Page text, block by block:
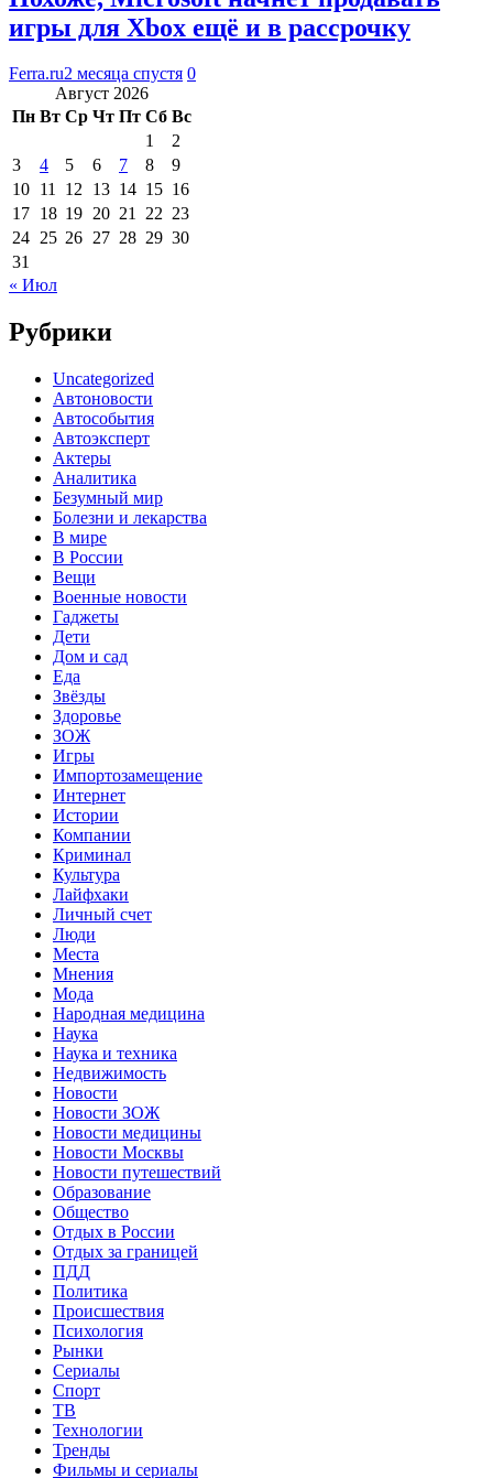
игры для Xbox ещё и в рассрочку
Ferra.ru2 месяца спустя 0
Август 2026
Пн Вт Ср Чт Пт Сб Вс
1
2
3
4 5 6 7 8
9
10 11 12 13 14 15 16
17 18 19 20 21 22 23
24 25 26 27 28 29 30
31
« Июл
Рубрики
Uncategorized
Автоновости
Автособытия
Автоэксперт
Актеры
Аналитика
Безумный мир
Болезни и лекарства
В мире
В России
Вещи
Военные новости
Гаджеты
Дети
Дом и сад
Еда
Звёзды
Здоровье
ЗОЖ
Игры
Импортозамещение
Интернет
Истории
Компании
Криминал
Культура
Лайфхаки
Личный счет
Люди
Места
Мнения
Мода
Народная медицина
Наука
Наука и техника
Недвижимость
Новости
Новости ЗОЖ
Новости медицины
Новости Москвы
Новости путешествий
Образование
Общество
Отдых в России
Отдых за границей
ПДД
Политика
Происшествия
Психология
Рынки
Сериалы
Спорт
ТВ
Технологии
Тренды
Фильмы и сериалы